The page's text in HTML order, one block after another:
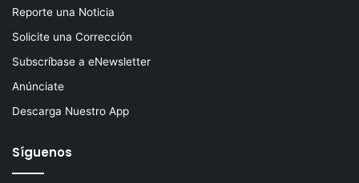
Reporte una Noticia
Solicite una Corrección
Subscríbase a eNewsletter
Anúnciate
Descarga Nuestro App
Síguenos